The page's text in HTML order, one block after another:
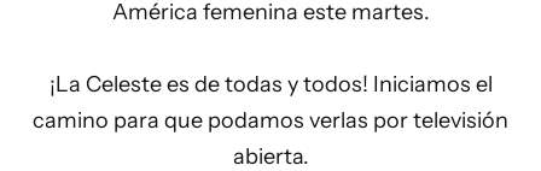
América femenina este martes.
¡La Celeste es de todas y todos! Iniciamos el
camino para que podamos verlas por televisión
abierta.